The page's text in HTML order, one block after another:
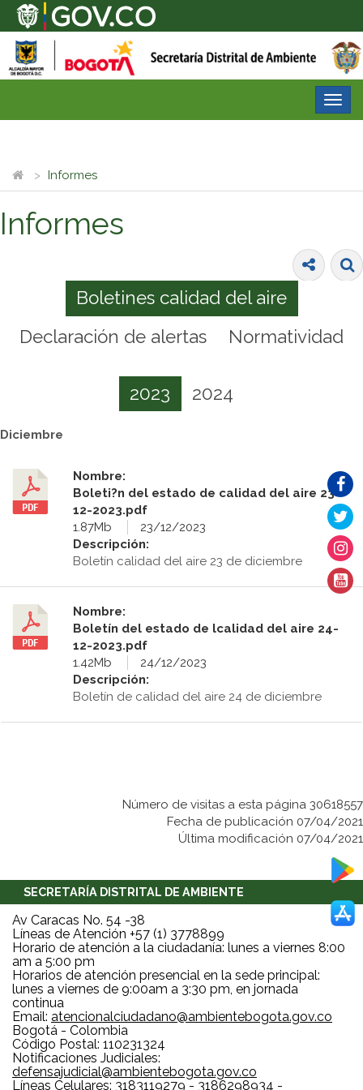
Informes
Informes
Boletines calidad del aire
Declaración de alertas
Normatividad
2023 2024
Diciembre
Nombre:
Boleti?n del estado de calidad del aire 23-
12-2023.pdf
1.87Mb
23/12/2023
Descripción:
Boletín calidad del aire 23 de diciembre
Nombre:
Boletín del estado de lcalidad del aire 24-
12-2023.pdf
1.42Mb
24/12/2023
Descripción:
Boletín de calidad del aire 24 de diciembre
Número de visitas a esta página 30618557
Fecha de publicación 07/04/2021
Última modificación 07/04/2021
SECRETARÍA DISTRITAL DE AMBIENTE
Av Caracas No. 54 -38
Líneas de Atención +57 (1) 3778899
Horario de atención a la ciudadanía: lunes a viernes 8:00
am a 5:00 pm
Horarios de atención presencial en la sede principal:
lunes a viernes de 9:00am a 3:30 pm, en jornada
continua
Email: atencionalciudadano@ambientebogota.gov.co
Bogotá - Colombia
Código Postal: 110231324
Notificaciones Judiciales:
defensajudicial@ambientebogota.gov.co
Líneas Celulares: 3183119279 - 3186298934 -